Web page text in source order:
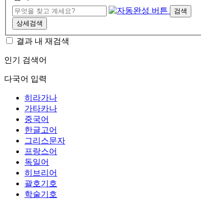
검색
상세검색
결과 내 재검색
인기 검색어
다국어 입력
히라가나
가타카나
중국어
한글고어
그리스문자
프랑스어
독일어
히브리어
괄호기호
학술기호